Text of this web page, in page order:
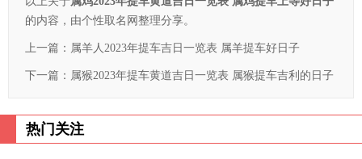
的内容，由个性取名网整理分享。
上一篇： 属羊人2023年提车吉日一览表 属羊提车好日子
下一篇： 属猴2023年提车黄道吉日一览表 属猴提车吉利的日子
热门关注